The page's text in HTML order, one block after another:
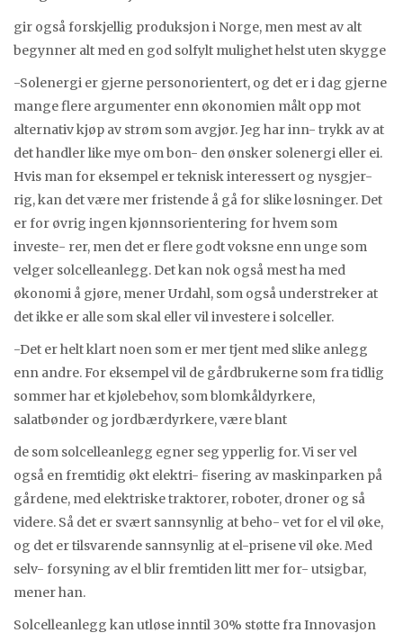
gir også forskjellig produksjon i Norge, men mest av alt
begynner alt med en god solfylt mulighet helst uten skygge
-Solenergi er gjerne personorientert, og det er i dag gjerne
mange flere argumenter enn økonomien målt opp mot
alternativ kjøp av strøm som avgjør. Jeg har inn- trykk av at
det handler like mye om bon- den ønsker solenergi eller ei.
Hvis man for eksempel er teknisk interessert og nysgjer-
rig, kan det være mer fristende å gå for slike løsninger. Det
er for øvrig ingen kjønnsorientering for hvem som
investe- rer, men det er flere godt voksne enn unge som
velger solcelleanlegg. Det kan nok også mest ha med
økonomi å gjøre, mener Urdahl, som også understreker at
det ikke er alle som skal eller vil investere i solceller.
-Det er helt klart noen som er mer tjent med slike anlegg
enn andre. For eksempel vil de gårdbrukerne som fra tidlig
sommer har et kjølebehov, som blomkåldyrkere,
salatbønder og jordbærdyrkere, være blant
de som solcelleanlegg egner seg ypperlig for. Vi ser vel
også en fremtidig økt elektri- fisering av maskinparken på
gårdene, med elektriske traktorer, roboter, droner og så
videre. Så det er svært sannsynlig at beho- vet for el vil øke,
og det er tilsvarende sannsynlig at el-prisene vil øke. Med
selv- forsyning av el blir fremtiden litt mer for- utsigbar,
mener han.
Solcelleanlegg kan utløse inntil 30% støtte fra Innovasjon